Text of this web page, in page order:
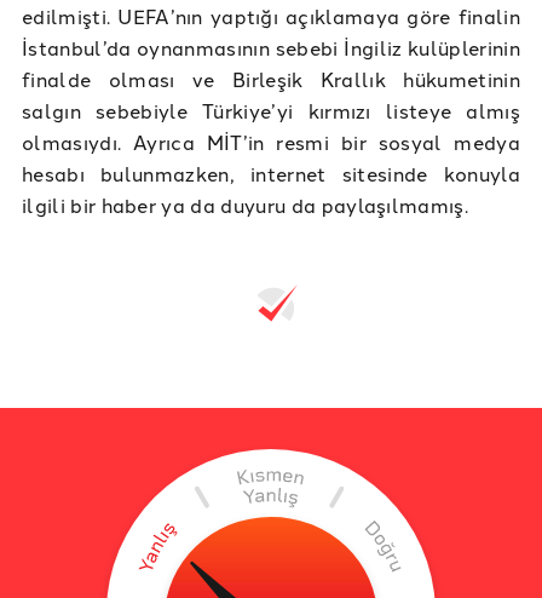
edilmişti. UEFA’nın yaptığı açıklamaya göre finalin
İstanbul’da oynanmasının sebebi İngiliz kulüplerinin
finalde olması ve Birleşik Krallık hükumetinin
salgın sebebiyle Türkiye’yi kırmızı listeye almış
olmasıydı. Ayrıca MİT’in resmi bir sosyal medya
hesabı bulunmazken, internet sitesinde konuyla
ilgili bir haber ya da duyuru da paylaşılmamış.